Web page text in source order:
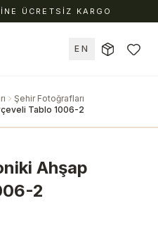
ÜCRETSİZ KARGO
EN
Şehir Fotoğrafları
Tablo 1006-2
Ahşap
2